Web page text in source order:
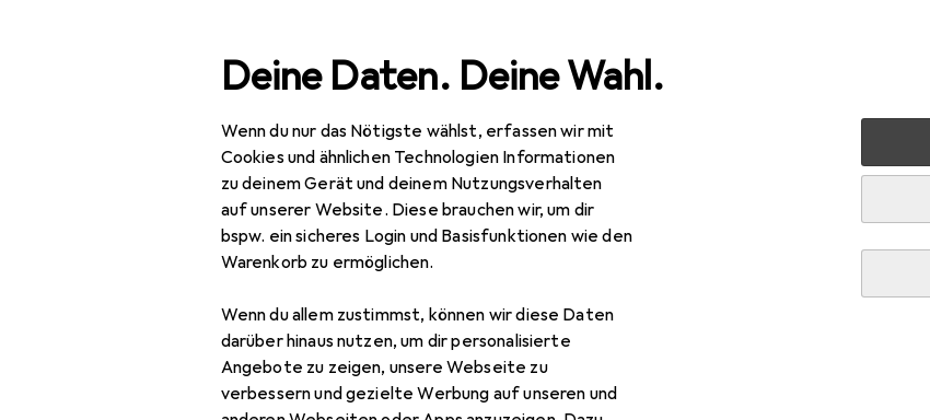
Deine Daten. Deine Wahl.
Wenn du nur das Nötigste wählst, erfassen wir mit
Cookies und ähnlichen Technologien Informationen
zu deinem Gerät und deinem Nutzungsverhalten
auf unserer Website. Diese brauchen wir, um dir
bspw. ein sicheres Login und Basisfunktionen wie den
Warenkorb zu ermöglichen.
Wenn du allem zustimmst, können wir diese Daten
darüber hinaus nutzen, um dir personalisierte
Angebote zu zeigen, unsere Webseite zu
verbessern und gezielte Werbung auf unseren und
Navigation nach Kategorien Gesamtsortiment Beauty + Gesundheit
EUR
9,90 bei 2 Stück
Wella Koleston Perfect Me+